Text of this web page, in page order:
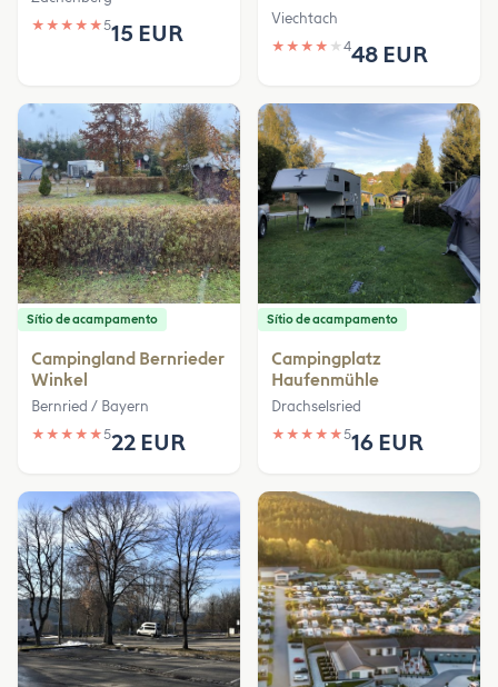
★ ★ ★ ★ ★515 EUR
Viechtach
★ ★ ★ ★ ★ 448 EUR
Sítio de acampamento
Campingland Bernrieder
Winkel
Bernried / Bayern
★ ★ ★ ★ ★522 EUR
Sítio de acampamento
Campingplatz
Haufenmühle
Drachselsried
★ ★ ★ ★ ★516 EUR